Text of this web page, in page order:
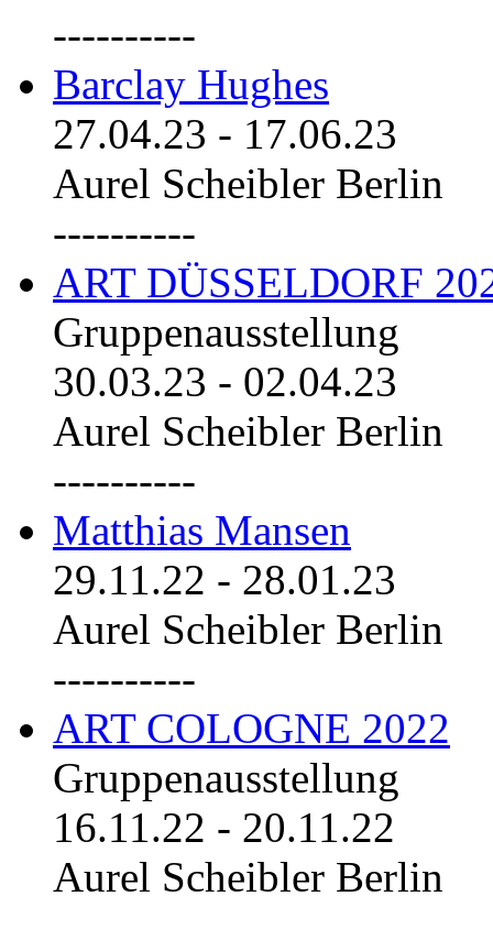
----------
Barclay Hughes
27.04.23 - 17.06.23
Aurel Scheibler Berlin
----------
ART DÜSSELDORF
Gruppenausstellung
30.03.23 - 02.04.23
Aurel Scheibler Berlin
----------
Matthias Mansen
29.11.22 - 28.01.23
Aurel Scheibler Berlin
----------
ART COLOGNE 2022
Gruppenausstellung
16.11.22 - 20.11.22
Aurel Scheibler Berlin